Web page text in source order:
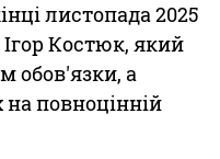
листопада 2025
Костюк, який
обов'язки, а
на повноцінній